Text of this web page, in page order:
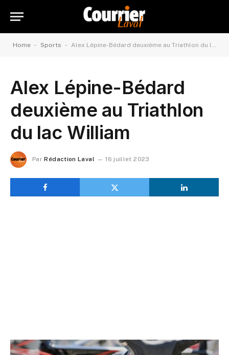
Home - Sports - Alex Lépine-Bédard deuxième au Triathlon du lac William
Alex Lépine-Bédard
deuxième au Triathlon
du lac William
Par Rédaction Laval 16 juillet 2023